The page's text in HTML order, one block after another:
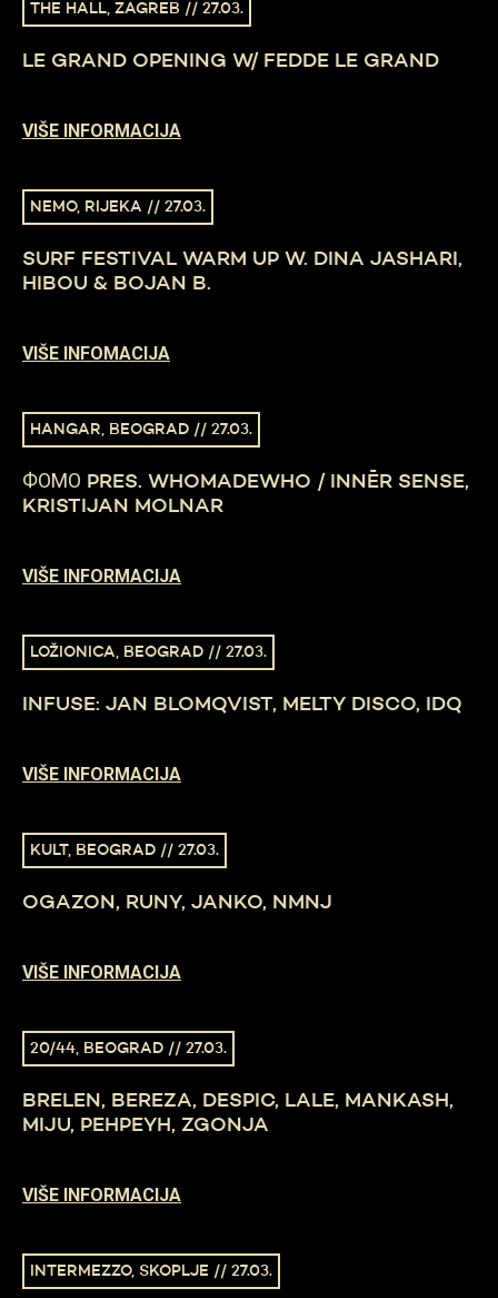
THE HALL, ZAGREB // 27.03.
LE GRAND OPENING W/ FEDDE LE GRAND
VIŠE INFORMACIJA
NEMO, RIJEKA // 27.03.
SURF FESTIVAL WARM UP W. DINA JASHARI,
HIBOU & BOJAN B.
VIŠE INFOMACIJA
HANGAR, BEOGRAD // 27.03.
ФОМО PRES. WHOMADEWHO / INNĒR SENSE,
KRISTIJAN MOLNAR
VIŠE INFORMACIJA
LOŽIONICA, BEOGRAD // 27.03.
INFUSE: JAN BLOMQVIST, MELTY DISCO, IDQ
VIŠE INFORMACIJA
KULT, BEOGRAD // 27.03.
OGAZON, RUNY, JANKO, NMNJ
VIŠE INFORMACIJA
20/44, BEOGRAD // 27.03.
BRELEN, BEREZA, DESPIC, LALE, MANKASH,
MIJU, PEHPEYH, ZGONJA
VIŠE INFORMACIJA
INTERMEZZO, SKOPLJE // 27.03.